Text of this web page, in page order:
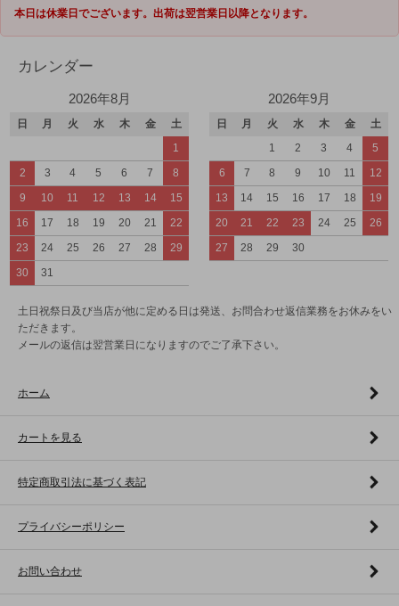
本日は休業日でございます。出荷は翌営業日以降となります。
カレンダー
2026年8月
日 月 火 水 木 金
土
1
2
3 4 5 6 7
8
9
10 11 12 13 14
15
16
17 18 19 20 21
22
23
24 25 26 27 28
29
30
31
2026年9月
日 月 火 水 木 金
土
1
2 3 4
5
6
7 8 9 10 11
12
13
14 15 16 17 18
19
20
21 22 23 24 25
26
27
28 29 30
土日祝祭日及び当店が他に定める日は発送、お問合わせ返信業務をお休みをい
ただきます。
メールの返信は翌営業日になりますのでご了承下さい。
ホーム
カートを見る
特定商取引法に基づく表記
プライバシーポリシー
お問い合わせ